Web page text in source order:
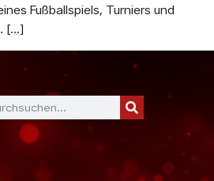
Fußballspiels, Turniers und
[…]